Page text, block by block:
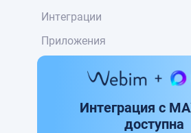
Интеграции
Приложения
База знаний
Интеграция с
доступна